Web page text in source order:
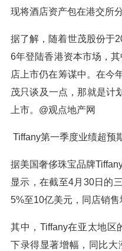
现将酒店资产包在港交所
据了解，随着世茂股份于
6年登陆香港资本市场，
店上市仍在筹谋中。在今
茂只谈及一点，那就是计
上市。@观点地产网
Tiffany第一季度业绩超预
据美国奢侈珠宝品牌
显示，在截至4月30日的
5%至10亿美元，同店销售
其中，Tiffany在亚太地区
下录得显著增幅，同比